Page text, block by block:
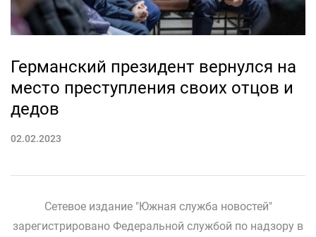
Германский президент вернулся на
место преступления своих отцов и
дедов
02.02.2023
Сетевое издание "Южная служба новостей"
зарегистрировано Федеральной службой по надзору в